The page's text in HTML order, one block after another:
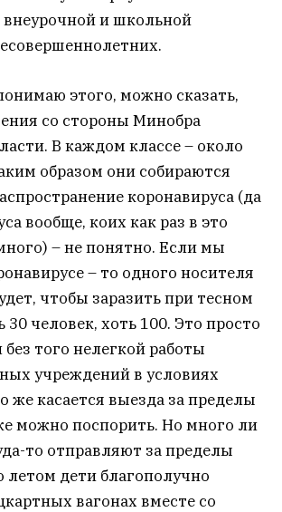
внеурочной и школьной
этого, можно сказать,
со стороны Минобра
В каждом классе – около
образом они собираются
коронавируса (да
вообще, коих как раз в это
– не понятно. Если мы
– то одного носителя
чтобы заразить при тесном
30 человек, хоть 100. Это просто
того нелегкой работы
учреждений в условиях
же касается выезда за пределы
можно поспорить. Но много ли
то отправляют за пределы
летом дети благополучно
вагонах вместе со